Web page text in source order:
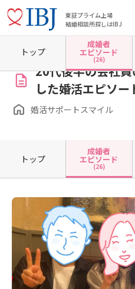
東証プライム上場
結婚相談所探しはIBJ
ホーム 奈良県の結婚相談所 婚活サポー
20代後半の会社
した婚活エピソ
婚活サポートスマイル
トップ
成婚者
エピソード
(26)
トップ
成婚者
エピソード
(26)